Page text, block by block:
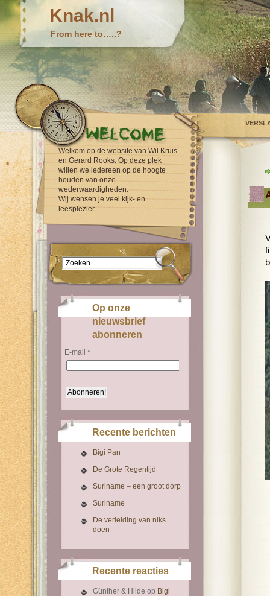
Knak.nl
From here to…..?
Welkom op de website van Wil Kruis
en Gerard Rooks. Op deze plek
willen we iedereen op de hoogte
houden van onze
wederwaardigheden.
Wij wensen je veel kijk- en
leesplezier.
Op onze
nieuwsbrief
abonneren
E-mail *
Recente berichten
Bigi Pan
De Grote Regentijd
Suriname – een groot dorp
Suriname
De verleiding van niks
doen
Recente reacties
Günther & Hilde op Bigi